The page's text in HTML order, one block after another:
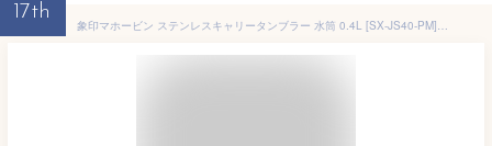
17th
象印マホービン ステンレスキャリータンブラー 水筒 0.4L [SX-JS40-PM] カラー：パウダリーピンク【送料無料※沖縄・離島は配送不可】マグボトル 保温 保冷 かわいいマイボトル シームレスせん サステナブル SDGs 2024年モデル スポーツドリンク 持ち手 ハンドル付 食洗器